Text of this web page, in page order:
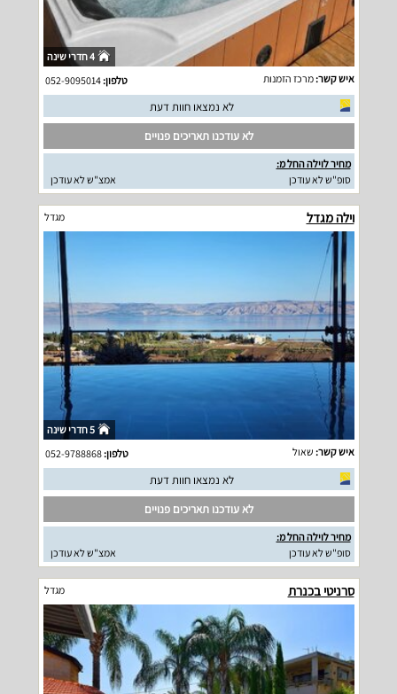
4 חדרי שינה
איש קשר:מרכז הזמנות טלפון:052-9095014
לא נמצאו חוות דעת
לא עודכנו תאריכים פנויים
מחיר לוילה החל מ:
סופ"ש לא עודכן
אמצ"ש לא עודכן
וילה מגדל מגדל
5 חדרי שינה
איש קשר: שאול טלפון:052-9788868
לא נמצאו חוות דעת
לא עודכנו תאריכים פנויים
מחיר לוילה החל מ:
סופ"ש לא עודכן
אמצ"ש לא עודכן
סרניטי בכנרת מגדל